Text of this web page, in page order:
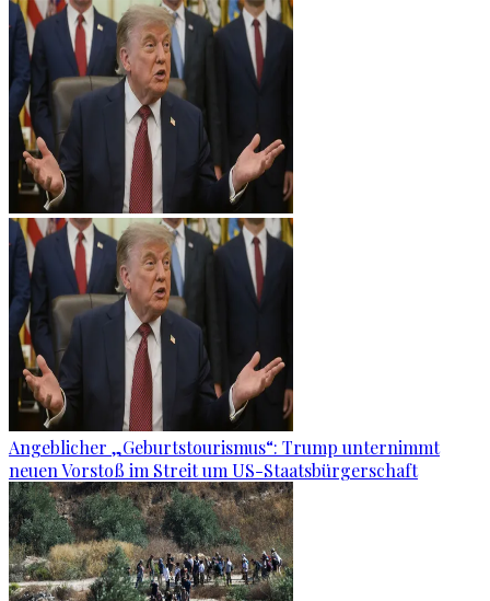
Angeblicher „Geburtstourismus“: Trump unternimmt
neuen Vorstoß im Streit um US-Staatsbürgerschaft